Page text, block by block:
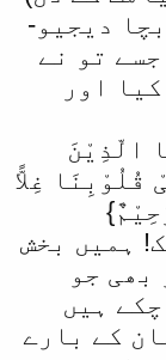
دیجیو-
تو نے
اور
الّذِیْنَ
قُلُوْبِنَا غِلاًّ
مالک! ہمیں بخش
بھی جو
ہیں
کے بارے